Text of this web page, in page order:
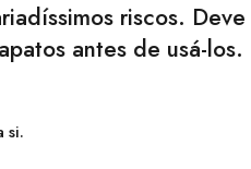
riscos.
antes de usá-
si.